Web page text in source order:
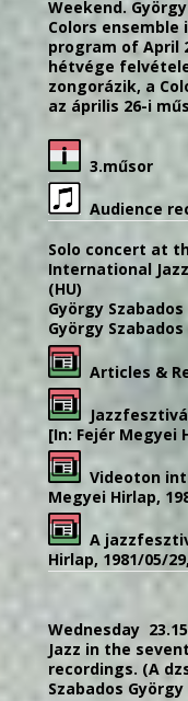
Weekend.
Colors
program of April
hétvége
zongorázik, a
az április 26-i
3.műsor
Audience
Solo concert at
International
(HU)
György Szabados
György
Articles &
[In: Fejér Megyei
Videoton
Megyei Hirlap,
A
Hirlap, 1981/05/
Wednesday
Jazz in the
recordings. (A
Szabados